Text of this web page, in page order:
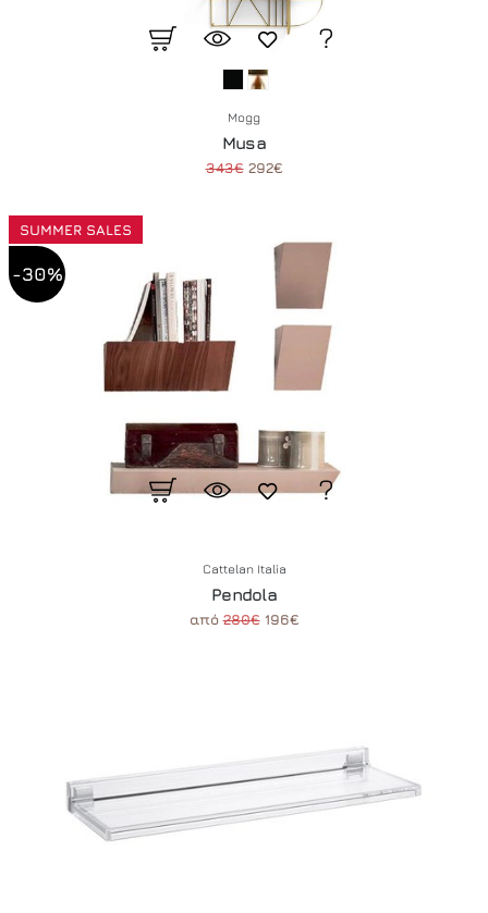
Mogg
Musa
343€292€
SUMMER SALES
-30%
Cattelan Italia
Pendola
από280€196€